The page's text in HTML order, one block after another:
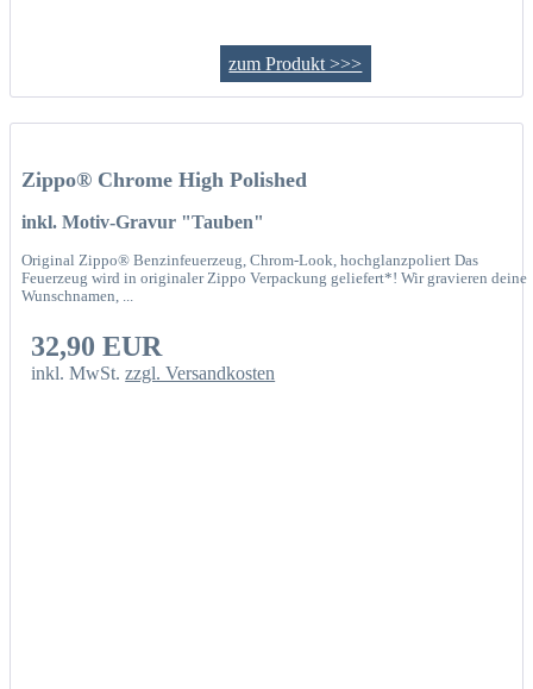
zum Produkt >>>
Zippo® Chrome High Polished
inkl. Motiv-Gravur "Tauben"
Original Zippo® Benzinfeuerzeug, Chrom-Look, hochglanzpoliert Das
Feuerzeug wird in originaler Zippo Verpackung geliefert*! Wir gravieren deine
Wunschnamen, ...
32,90 EUR
inkl. MwSt.zzgl. Versandkosten